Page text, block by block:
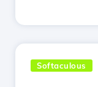
Softaculous